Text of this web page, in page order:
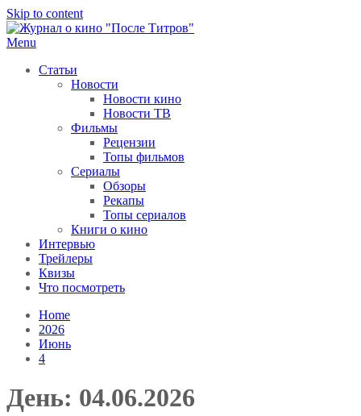
Skip to content
Menu
Статьи
Новости
Новости кино
Новости ТВ
Фильмы
Рецензии
Топы фильмов
Сериалы
Обзоры
Рекапы
Топы сериалов
Книги о кино
Интервью
Трейлеры
Квизы
Что посмотреть
Home
2026
Июнь
4
День: 04.06.2026